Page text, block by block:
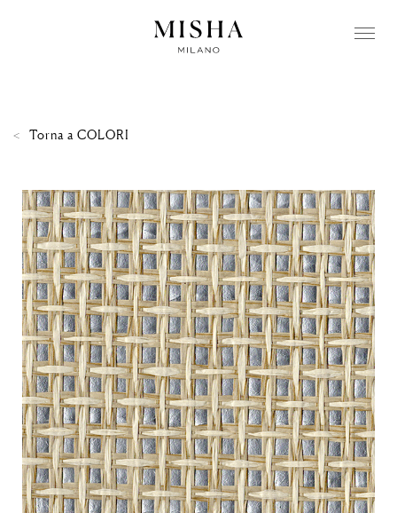
Torna a COLORI